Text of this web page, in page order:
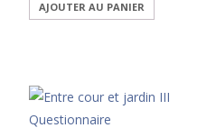
AJOUTER AU PANIER